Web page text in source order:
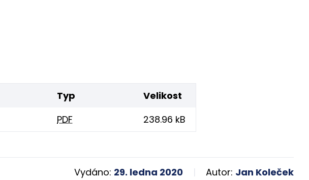
Typ
Velikost
PDF 238.96 kB
Vydáno: 29. ledna 2020 Autor: Jan Koleček